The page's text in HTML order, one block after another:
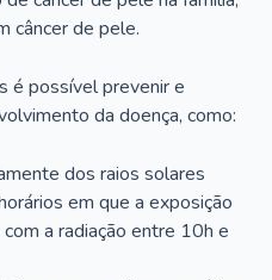
câncer de pele.
é possível prevenir e
da doença, como:
dos raios solares
em que a exposição
a radiação entre 10h e